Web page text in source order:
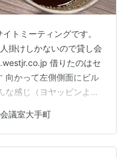
トミーティングです。
掛けしかないので貸し会
借りたのはセ
向かって左側側面にビル
な感じ（ヨヤッピンより
営しているようです 10
4人と6人に分かれてのグ
午前中のプログラムを
議室大手町